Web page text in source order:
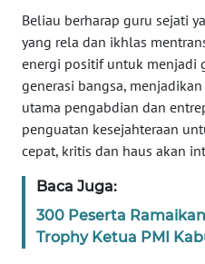
Beliau berharap guru sejati
yang rela dan ikhlas
energi positif untuk menjadi
generasi bangsa,
utama pengabdian dan
penguatan kesejahteraan
cepat, kritis dan haus akan
Baca Juga:
300 Peserta
Trophy Ketua PMI
BALI
WN
KALBAR
WN
KALTENG
KALTARA